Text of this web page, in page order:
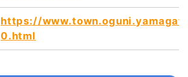
https://
0.html